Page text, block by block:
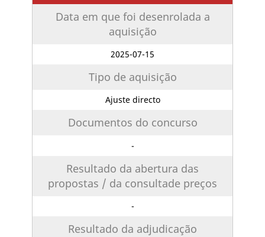
Data em que foi desenrolada a
aquisição
2025-07-15
Tipo de aquisição
Ajuste directo
Documentos do concurso
-
Resultado da abertura das
propostas / da consultade preços
-
Resultado da adjudicação